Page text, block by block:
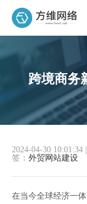
跨境商务
2024-04-30 10:01:34
签： 外贸网站建设
在当今全球经济一